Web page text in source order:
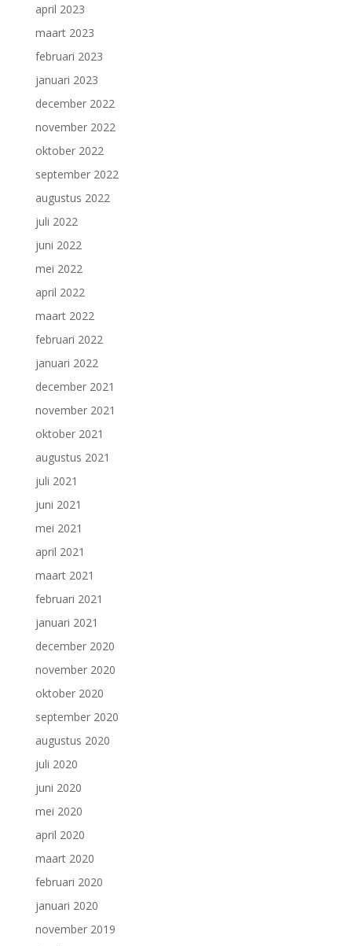
april 2023
maart 2023
februari 2023
januari 2023
december 2022
november 2022
oktober 2022
september 2022
augustus 2022
juli 2022
juni 2022
mei 2022
april 2022
maart 2022
februari 2022
januari 2022
december 2021
november 2021
oktober 2021
augustus 2021
juli 2021
juni 2021
mei 2021
april 2021
maart 2021
februari 2021
januari 2021
december 2020
november 2020
oktober 2020
september 2020
augustus 2020
juli 2020
juni 2020
mei 2020
april 2020
maart 2020
februari 2020
januari 2020
november 2019